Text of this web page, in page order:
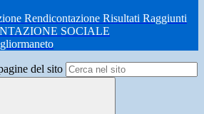
Rendicontazione Risultati Raggiunti
SOCIALE
del sito